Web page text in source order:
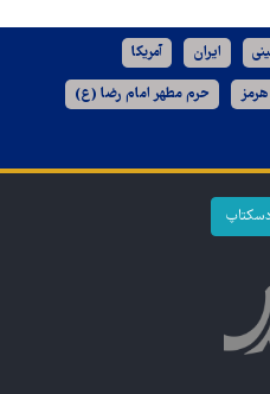
ایران آمریکا
حرم مطهر امام رضا (ع)